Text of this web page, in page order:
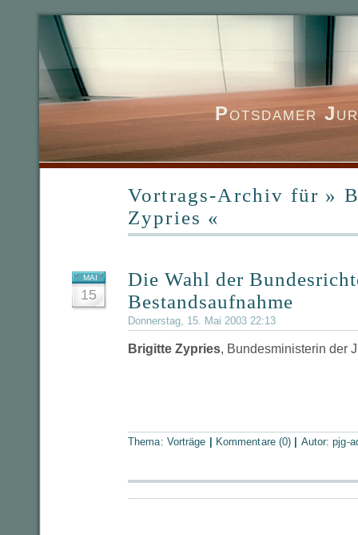
Potsdamer J
Vortrags-Archiv für »
Zypries «
MAI
15
Die Wahl der
Bestandsaufnahme
Donnerstag, 15. Mai 2003 22:13
Brigitte Zypries, Bundesministerin der
Thema: Vorträge Kommentare (0) Autor:pjg-